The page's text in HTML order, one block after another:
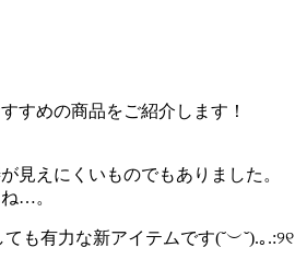
すめの商品をご紹介します！
見えにくいものでもありました。
…。
も有力な新アイテムです(˘︶˘).｡.:୨୧